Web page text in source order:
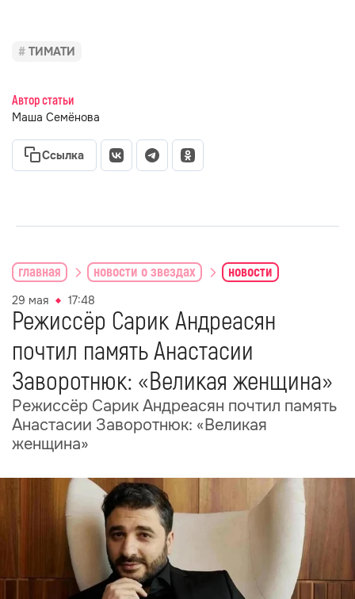
ТИМАТИ
Автор статьи
Маша Семёнова
Ссылка
главная новости о звездах новости
29 мая 17:48
Режиссёр Сарик Андреасян
почтил память Анастасии
Заворотнюк: «Великая женщина»
Режиссёр Сарик Андреасян почтил память
Анастасии Заворотнюк: «Великая
женщина»